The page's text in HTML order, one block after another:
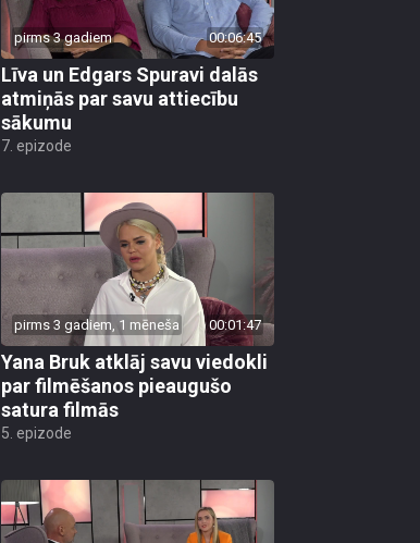
pirms 3 gadiem 00:06:45
Līva un Edgars Spuravi dalās
atmiņās par savu attiecību
sākumu
7. epizode
pirms 3 gadiem, 1 mēneša 00:01:47
Yana Bruk atklāj savu viedokli
par filmēšanos pieaugušo
satura filmās
5. epizode